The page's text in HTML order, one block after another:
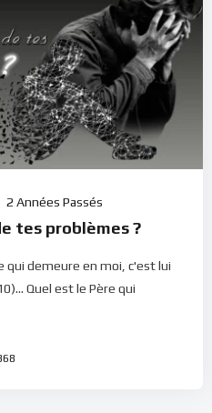
2 Années Passés
tes problèmes ?
qui demeure en moi, c'est lui
Quel est le Père qui